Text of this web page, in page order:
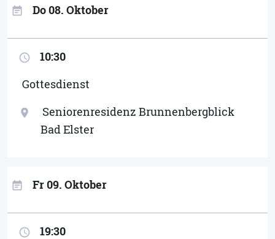
event_note Do 08. Oktober
access_time
10:30
Gottesdienst
location_on
Seniorenresidenz Brunnenbergblick
Bad Elster
event_note Fr 09. Oktober
access_time
19:30